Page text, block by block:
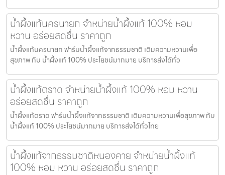
น้ำผึ้งแท้นครนายก จำหน่ายน้ำผึ้งแท้ 100% หอม
หวาน อร่อยสดชื่น ราคาถูก
น้ำผึ้งแท้นครนายก ฟาร์มน้ำผึ้งแท้จากธรรมชาติ เติมความหวานเพื่อ
สุขภาพ กับ น้ำผึ้งแท้ 100% ประโยชน์มากมาย บริการส่งได้ทั่ว
น้ำผึ้งแท้ตราด จำหน่ายน้ำผึ้งแท้ 100% หอม หวาน
อร่อยสดชื่น ราคาถูก
น้ำผึ้งแท้ตราด ฟาร์มน้ำผึ้งแท้จากธรรมชาติ เติมความหวานเพื่อสุขภาพ กับ
น้ำผึ้งแท้ 100% ประโยชน์มากมาย บริการส่งได้ทั่วไทย
น้ำผึ้งแท้จากธรรมชาติหนองคาย จำหน่ายน้ำผึ้งแท้
100% หอม หวาน อร่อยสดชื่น ราคาถูก